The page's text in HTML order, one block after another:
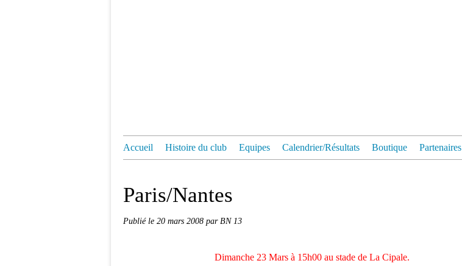
Accueil Histoire du club Equipes Calendrier/Résultats Boutique Partenaires
Paris/Nantes
Publié le 20 mars 2008 par BN 13
Dimanche 23 Mars à 15h00 au stade de La Cipale.